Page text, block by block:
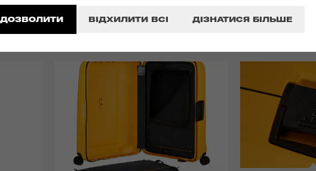
ДОЗВОЛИТИ ВІДХИЛИТИ ВСІ ДІЗНАТИСЯ БІЛЬШЕ